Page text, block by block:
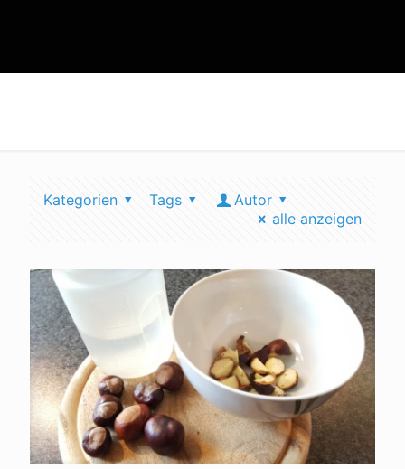
Kategorien Tags
Autor
alle anzeigen